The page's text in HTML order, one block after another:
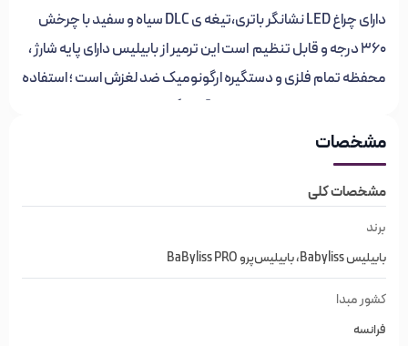
دارای چراغ LED نشانگر باتری،تیغه ی DLC سیاه و سفید با چرخش
360 درجه و قابل تنظیم است این ترمیر از بابیلیس دارای پایه شارژ ،
محفظه تمام فلزی و دستگیره ارگونومیک ضد لغزش است ؛ استفاده
پیشنهادی برای استایلیست ها و آرایشگران برای کوتاه کردن مو
استفاده می کنند
ویژگی های ماشین اصلاح لوپرو بابلیس‌پرو
مدل FX726BI (سر و صورت)
برند بابیلیس‌پرو BabylissPRO
برند فرانسوی
ساخت کشور چین
مشخصات
مشخصات کلی
برند
بابیلیس Babyliss، بابیلیس‌پرو BaByliss PRO
کشور مبدا
فرانسه